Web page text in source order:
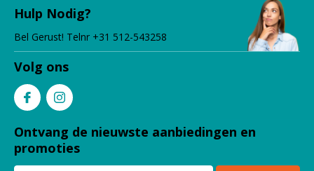
Hulp Nodig?
Bel Gerust! Telnr +31 512-543258
Volg ons
Ontvang de nieuwste aanbiedingen en
promoties